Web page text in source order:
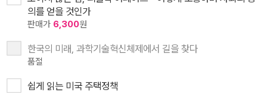
의를 얻을 것인가
판매가 6,300원
한국의 미래, 과학기술혁신체제에서 길을 찾다
품절
쉽게 읽는 미국 주택정책